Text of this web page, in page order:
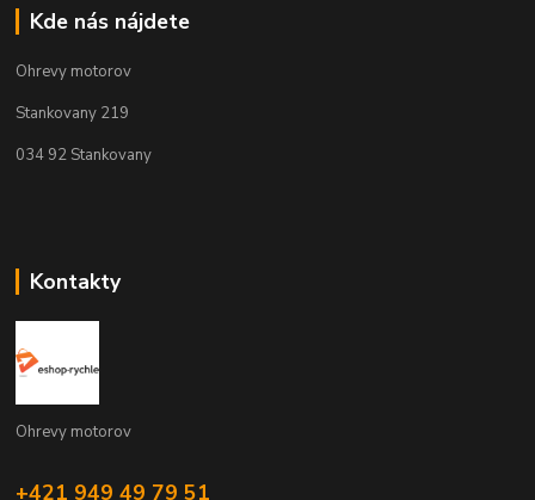
Kde nás nájdete
Ohrevy motorov
Stankovany 219
034 92 Stankovany
Kontakty
Ohrevy motorov
+421 949 49 79 51